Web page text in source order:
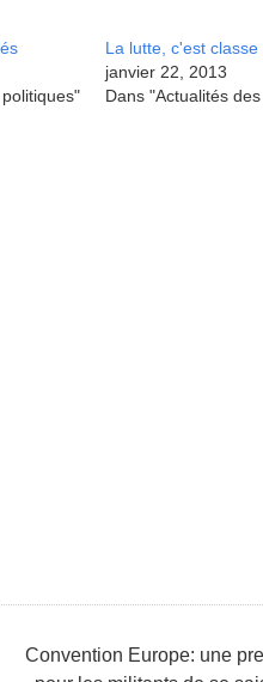
La lutte, c'est classe
janvier 22, 2013
Dans "Actualités
Convention Europe: une